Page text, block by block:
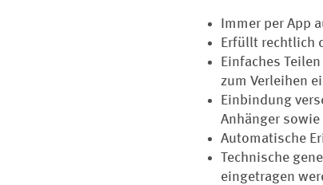
Immer per App
Erfüllt rechtlich
Einfaches
zum Verleihen
Einbindung
Anhänger sowie
Automatische
Technische
eingetragen